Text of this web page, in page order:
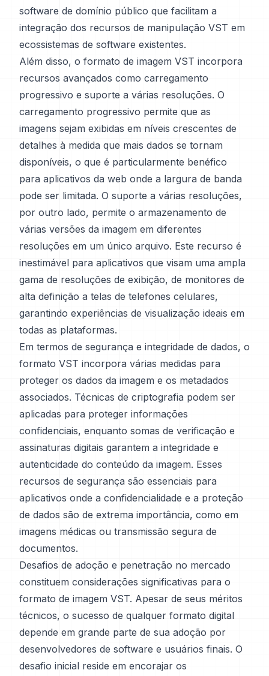
software de domínio público que facilitam a
integração dos recursos de manipulação VST em
ecossistemas de software existentes.
Além disso, o formato de imagem VST incorpora
recursos avançados como carregamento
progressivo e suporte a várias resoluções. O
carregamento progressivo permite que as
imagens sejam exibidas em níveis crescentes de
detalhes à medida que mais dados se tornam
disponíveis, o que é particularmente benéfico
para aplicativos da web onde a largura de banda
pode ser limitada. O suporte a várias resoluções,
por outro lado, permite o armazenamento de
várias versões da imagem em diferentes
resoluções em um único arquivo. Este recurso é
inestimável para aplicativos que visam uma ampla
gama de resoluções de exibição, de monitores de
alta definição a telas de telefones celulares,
garantindo experiências de visualização ideais em
todas as plataformas.
Em termos de segurança e integridade de dados, o
formato VST incorpora várias medidas para
proteger os dados da imagem e os metadados
associados. Técnicas de criptografia podem ser
aplicadas para proteger informações
confidenciais, enquanto somas de verificação e
assinaturas digitais garantem a integridade e
autenticidade do conteúdo da imagem. Esses
recursos de segurança são essenciais para
aplicativos onde a confidencialidade e a proteção
de dados são de extrema importância, como em
imagens médicas ou transmissão segura de
documentos.
Desafios de adoção e penetração no mercado
constituem considerações significativas para o
formato de imagem VST. Apesar de seus méritos
técnicos, o sucesso de qualquer formato digital
depende em grande parte de sua adoção por
desenvolvedores de software e usuários finais. O
desafio inicial reside em encorajar os